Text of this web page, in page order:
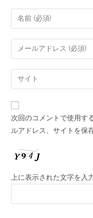
次回のコメントで使用す
ルアドレス、サイトを保
上に表示された文字を入